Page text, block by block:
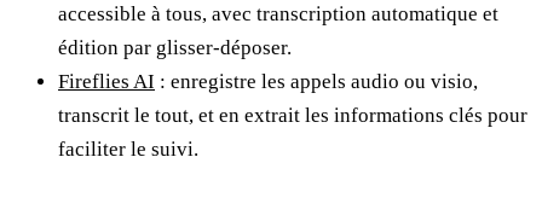
accessible à tous, avec transcription automatique et
édition par glisser-déposer.
Fireflies AI : enregistre les appels audio ou visio,
transcrit le tout, et en extrait les informations clés pour
faciliter le suivi.